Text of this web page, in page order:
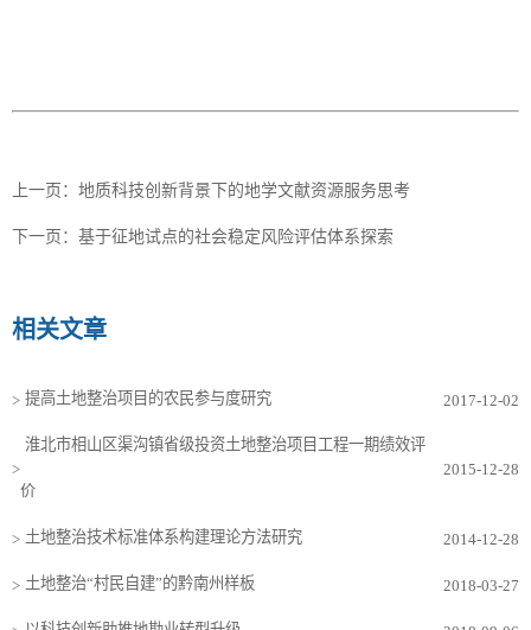
上一页： 地质科技创新背景下的地学文献资源服务思考
下一页： 基于征地试点的社会稳定风险评估体系探索
相关文章
> 提高土地整治项目的农民参与度研究 2017-12-02
>
淮北市相山区渠沟镇省级投资土地整治项目工程一期绩效评
价
2015-12-28
> 土地整治技术标准体系构建理论方法研究 2014-12-28
> 土地整治“村民自建”的黔南州样板 2018-03-27